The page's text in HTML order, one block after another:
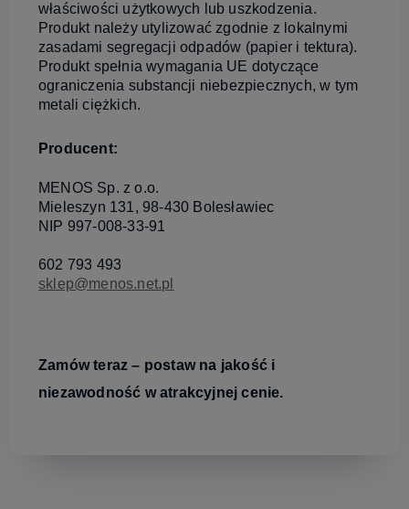
właściwości użytkowych lub uszkodzenia.
Produkt należy utylizować zgodnie z lokalnymi
zasadami segregacji odpadów (papier i tektura).
Produkt spełnia wymagania UE dotyczące
ograniczenia substancji niebezpiecznych, w tym
metali ciężkich.
Producent:
MENOS Sp. z o.o.
Mieleszyn 131, 98-430 Bolesławiec
NIP 997-008-33-91
602 793 493
sklep@menos.net.pl
Zamów teraz – postaw na jakość i
niezawodność w atrakcyjnej cenie.